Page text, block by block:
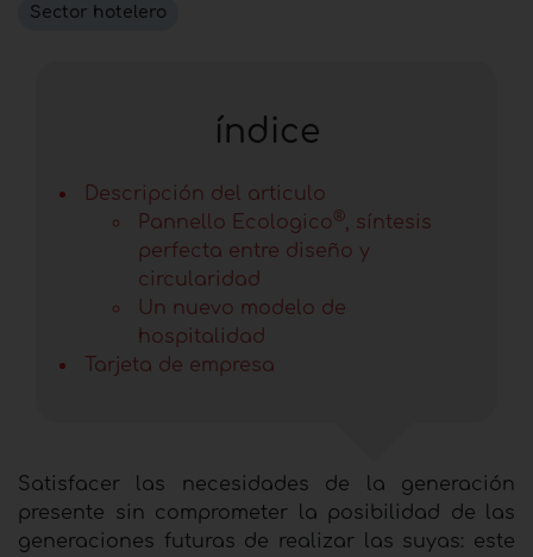
Sector hotelero
índice
Descripción del articulo
Pannello Ecologico®, síntesis
perfecta entre diseño y
circularidad
Un nuevo modelo de
hospitalidad
Tarjeta de empresa
Satisfacer las necesidades de la generación
presente sin comprometer la posibilidad de las
generaciones futuras de realizar las suyas: este